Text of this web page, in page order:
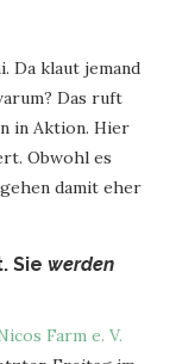
Da klaut jemand
Das ruft
in Aktion. Hier
Obwohl es
damit eher
Sie werden
Farm e. V.